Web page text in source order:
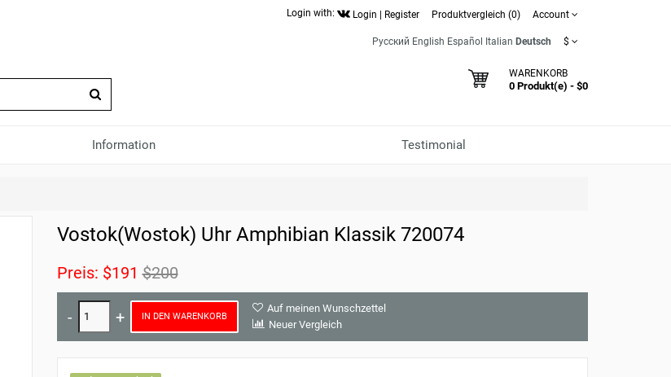
Login with: Login Register Produktvergleich (0) Account
Русский English Español Italian Deutsch $
WARENKORB
0 Produkt(e) - $0
Information Testimonial
Vostok(Wostok) Uhr Amphibian Klassik 720074
Preis: $191 $200
IN DEN WARENKORB
Auf meinen Wunschzettel
Neuer Vergleich